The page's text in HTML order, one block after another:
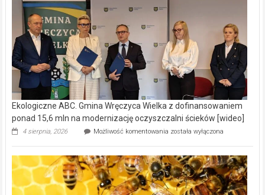
Ekologiczne ABC. Gmina Wręczyca Wielka z dofinansowaniem
ponad 15,6 mln na modernizację oczyszczalni ścieków [wideo]
4 sierpnia, 2026 Możliwość komentowania Ekologiczne
Wręczyca
Wielka
z
dofinansowaniem
została wyłączona